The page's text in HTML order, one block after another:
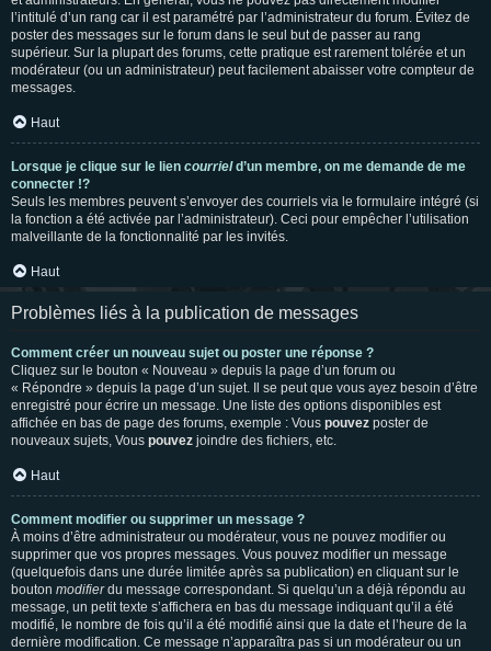
l’intitulé d’un rang car il est paramétré par l’administrateur du forum. Évitez de
poster des messages sur le forum dans le seul but de passer au rang
supérieur. Sur la plupart des forums, cette pratique est rarement tolérée et un
modérateur (ou un administrateur) peut facilement abaisser votre compteur de
messages.
Haut
Lorsque je clique sur le lien courrield’un membre, on me demande de me
connecter !?
Seuls les membres peuvent s’envoyer des courriels via le formulaire intégré (si
la fonction a été activée par l’administrateur). Ceci pour empêcher l’utilisation
malveillante de la fonctionnalité par les invités.
Haut
Problèmes liés à la publication de messages
Comment créer un nouveau sujet ou poster une réponse ?
Cliquez sur le bouton « Nouveau » depuis la page d’un forum ou
« Répondre » depuis la page d’un sujet. Il se peut que vous ayez besoin d’être
enregistré pour écrire un message. Une liste des options disponibles est
affichée en bas de page des forums, exemple : Vous pouvez poster de
nouveaux sujets, Vous pouvez joindre des fichiers, etc.
Haut
Comment modifier ou supprimer un message ?
À moins d’être administrateur ou modérateur, vous ne pouvez modifier ou
supprimer que vos propres messages. Vous pouvez modifier un message
(quelquefois dans une durée limitée après sa publication) en cliquant sur le
bouton modifierdu message correspondant. Si quelqu’un a déjà répondu au
message, un petit texte s’affichera en bas du message indiquant qu’il a été
modifié, le nombre de fois qu’il a été modifié ainsi que la date et l’heure de la
dernière modification. Ce message n’apparaîtra pas si un modérateur ou un